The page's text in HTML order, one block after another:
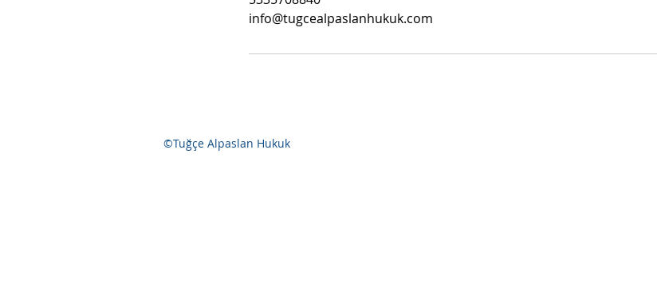
info@tugcealpaslanhukuk.com
©Tuğçe Alpaslan Hukuk